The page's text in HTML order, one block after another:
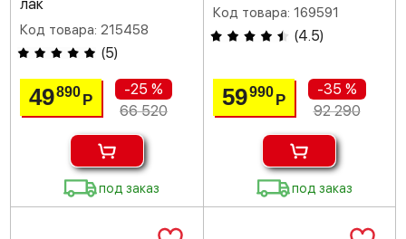
лак
Код товара: 215458
(5)
49890Р
-25 %
66 520
под заказ
Код товара: 169591
(4.5)
59990 Р
-35 %
92 290
под заказ